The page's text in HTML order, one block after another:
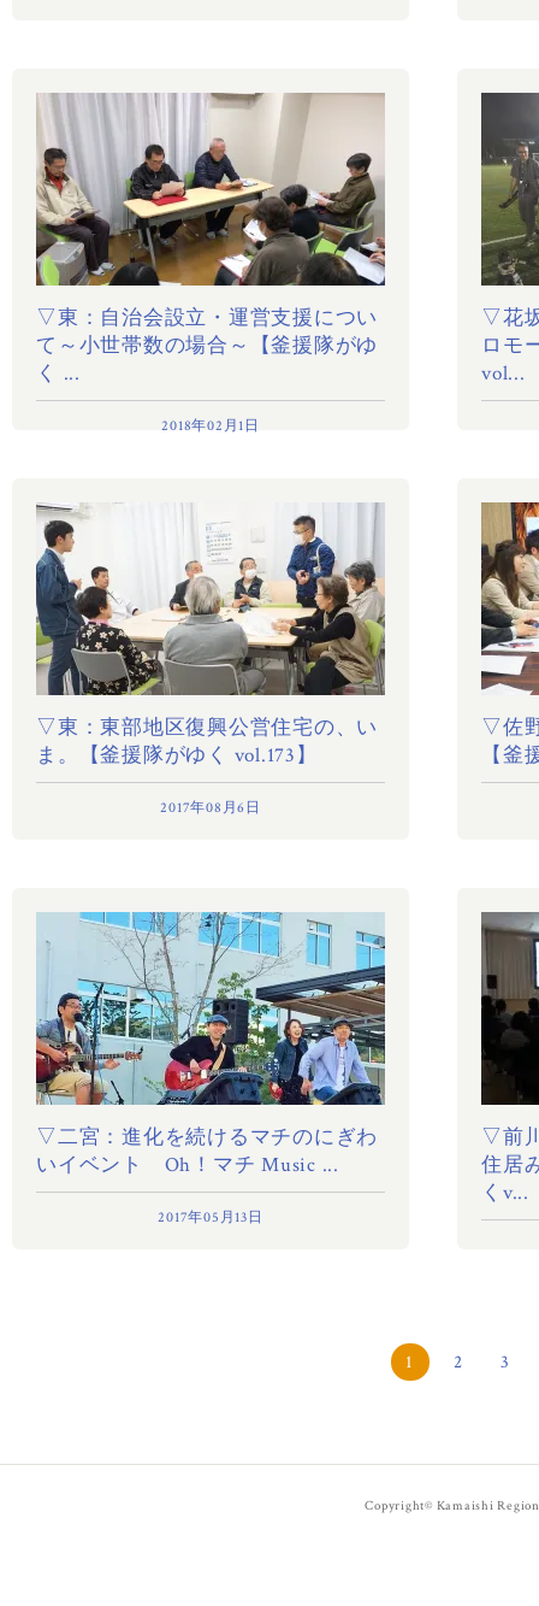
▽東：自治会設立・運営支援につい
て～小世帯数の場合～【釜援隊がゆ
く ...
2018年02月1日
▽花
ロモ
vol...
▽東：東部地区復興公営住宅の、い
ま。【釜援隊がゆく vol.173】
2017年08月6日
▽佐
【釜
▽二宮：進化を続けるマチのにぎわ
いイベント Oh！マチ Music ...
2017年05月13日
▽前
住居
くv...
1 2 3
Copyright© Kamaishi